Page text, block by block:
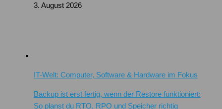
3. August 2026
IT-Welt: Computer, Software & Hardware im Fokus
Backup ist erst fertig, wenn der Restore funktioniert:
So planst du RTO, RPO und Speicher richtig